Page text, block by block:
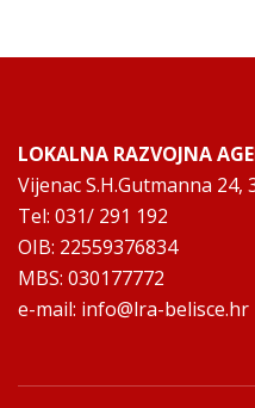
LOKALNA RAZVOJNA
Vijenac S.H.Gutmanna 24,
Tel: 031/ 291 192
OIB: 22559376834
MBS: 030177772
e-mail: info@lra-belisce.hr